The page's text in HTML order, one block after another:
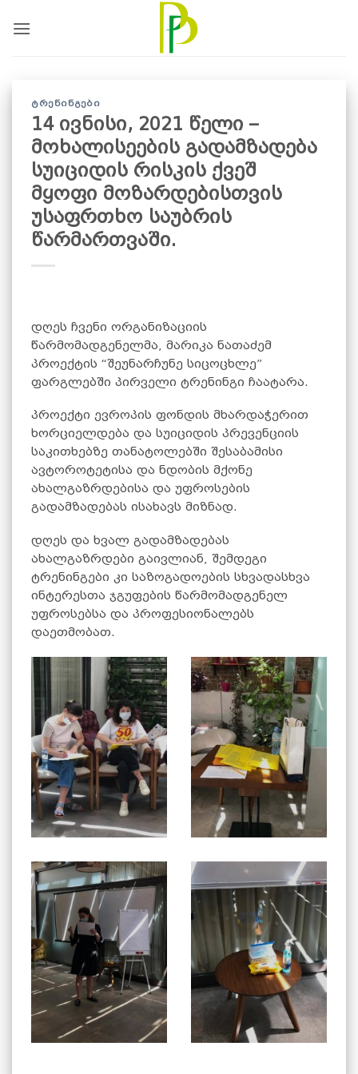
ᲢᲠᲔᲜᲘᲜᲒᲔᲑᲘ
14 ივნისი, 2021 წელი –
მოხალისეების გადამზადება
სუიციდის რისკის ქვეშ
მყოფი მოზარდებისთვის
უსაფრთხო საუბრის
წარმართვაში.
დღეს ჩვენი ორგანიზაციის
წარმომადგენელმა, მარიკა ნათაძემ
პროექტის “შეუნარჩუნე სიცოცხლე”
ფარგლებში პირველი ტრენინგი ჩაატარა.
პროექტი ევროპის ფონდის მხარდაჭერით
ხორციელდება და სუიციდის პრევენციის
საკითხებზე თანატოლებში შესაბამისი
ავტოროტეტისა და ნდობის მქონე
ახალგაზრდებისა და უფროსების
გადამზადებას ისახავს მიზნად.
დღეს და ხვალ გადამზადებას
ახალგაზრდები გაივლიან, შემდეგი
ტრენინგები კი საზოგადოების სხვადასხვა
ინტერესთა ჯგუფების წარმომადგენელ
უფროსებსა და პროფესიონალებს
დაეთმობათ.